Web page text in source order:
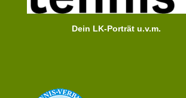
Dein LK-Porträt u.v.m.